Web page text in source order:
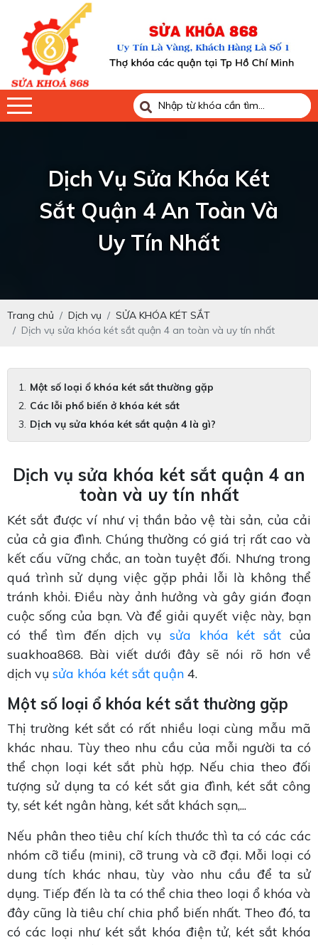
Dịch Vụ Sửa Khóa Két
Sắt Quận 4 An Toàn Và
Uy Tín Nhất
Trang chủ Dịch vụ
SỬA KHÓA KÉT SẮT
Dịch vụ sửa khóa két sắt quận 4 an toàn và uy tín nhất
Một số loại ổ khóa két sắt thường gặp
Các lỗi phổ biến ở khóa két sắt
Dịch vụ sửa khóa két sắt quận 4 là gì?
Dịch vụ sửa khóa két sắt quận 4 an
toàn và uy tín nhất
Két sắt được ví như vị thần bảo vệ tài sản, của cải
của cả gia đình. Chúng thường có giá trị rất cao và
kết cấu vững chắc, an toàn tuyệt đối. Nhưng trong
quá trình sử dụng việc gặp phải lỗi là không thể
tránh khỏi. Điều này ảnh hưởng và gây gián đoạn
cuộc sống của bạn. Và để giải quyết việc này, bạn
có thể tìm đến dịch vụ sửa khóa két sắt của
suakhoa868. Bài viết dưới đây sẽ nói rõ hơn về
dịch vụ sửa khóa két sắt quận 4.
Một số loại ổ khóa két sắt thường gặp
Thị trường két sắt có rất nhiều loại cùng mẫu mã
khác nhau. Tùy theo nhu cầu của mỗi người ta có
thể chọn loại két sắt phù hợp. Nếu chia theo đối
tượng sử dụng ta có két sắt gia đình, két sắt công
ty, sét két ngân hàng, két sắt khách sạn,...
Nếu phân theo tiêu chí kích thước thì ta có các các
nhóm cỡ tiểu (mini), cỡ trung và cỡ đại. Mỗi loại có
dung tích khác nhau, tùy vào nhu cầu để ta sử
dụng. Tiếp đến là ta có thể chia theo loại ổ khóa và
đây cũng là tiêu chí chia phổ biến nhất. Theo đó, ta
có các loại như két sắt khóa điện tử, két sắt khóa